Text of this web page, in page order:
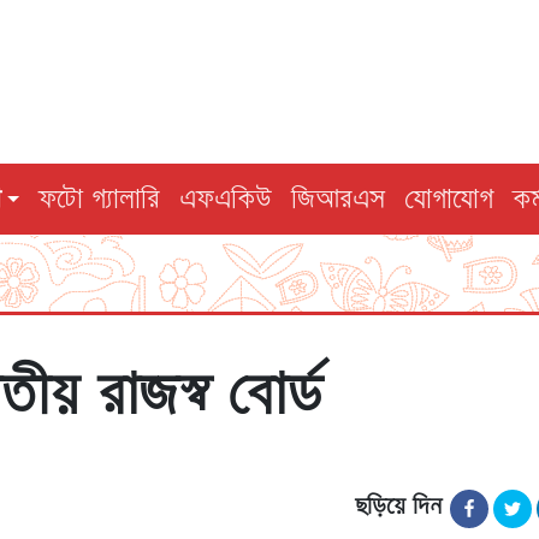
ফটো গ্যালারি এফএকিউ জিআরএস যোগাযোগ
রাজস্ব বোর্ড
ছড়িয়ে দিন